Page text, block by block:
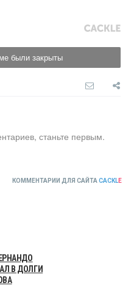
были закрыты
станьте первым.
КОММЕНТАРИИ ДЛЯ САЙТА CACKLE
В ДОЛГИ